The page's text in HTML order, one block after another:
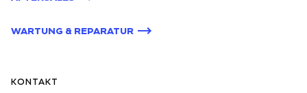
WARTUNG & REPARATUR
KONTAKT